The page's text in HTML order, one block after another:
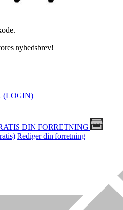
nyhedsbrev!
(LOGIN)
DIN FORRETNING
Rediger din forretning